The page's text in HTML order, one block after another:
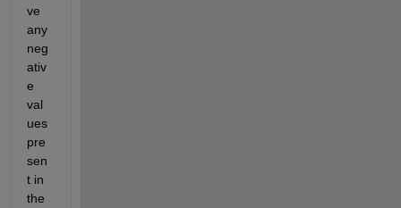
ve
any
neg
ativ
e
val
ues
pre
sen
t in
the